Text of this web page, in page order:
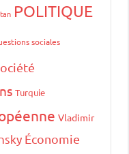
POLITIQUE
sociales
Turquie
Vladimir
Économie